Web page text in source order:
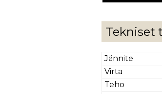
Tekniset
Jännite
Virta
Teho